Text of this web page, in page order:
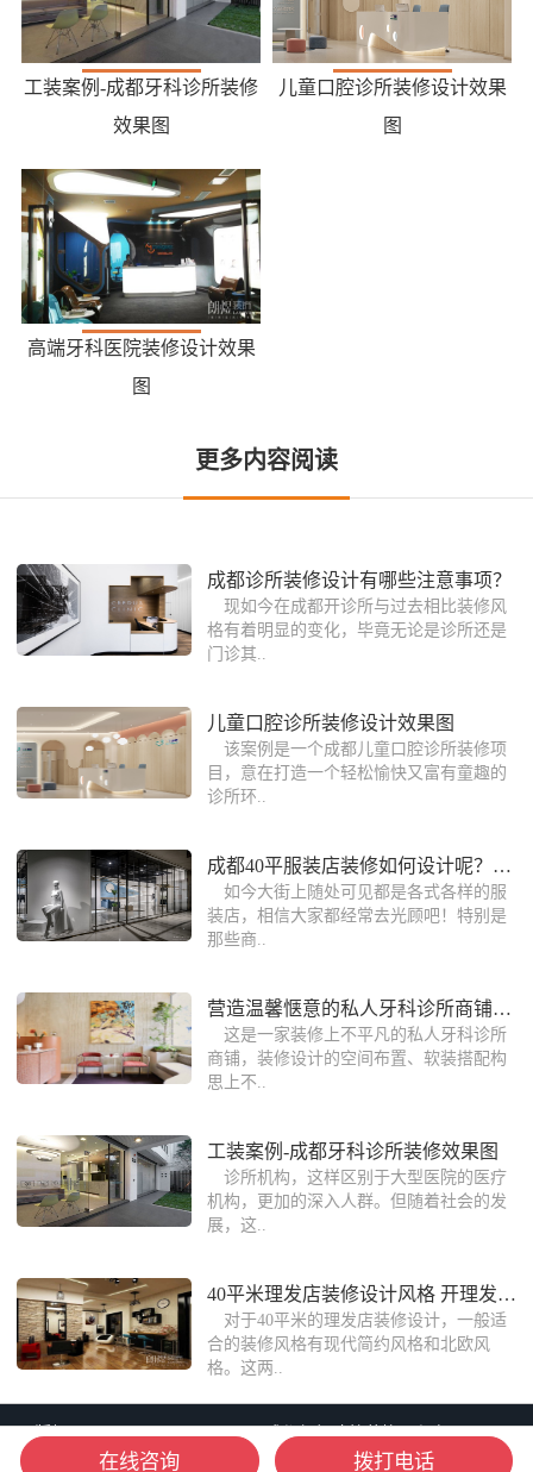
工装案例-成都牙科诊所装修
效果图
儿童口腔诊所装修设计效果
图
高端牙科医院装修设计效果
图
更多内容阅读
成都诊所装修设计有哪些注意事项？
现如今在成都开诊所与过去相比装修风
格有着明显的变化，毕竟无论是诊所还是
门诊其..
儿童口腔诊所装修设计效果图
该案例是一个成都儿童口腔诊所装修项
目，意在打造一个轻松愉快又富有童趣的
诊所环..
成都40平服装店装修如何设计呢？服装店
如今大街上随处可见都是各式各样的服
装店，相信大家都经常去光顾吧！特别是
那些商..
营造温馨惬意的私人牙科诊所商铺装修氛
这是一家装修上不平凡的私人牙科诊所
商铺，装修设计的空间布置、软装搭配构
思上不..
工装案例-成都牙科诊所装修效果图
诊所机构，这样区别于大型医院的医疗
机构，更加的深入人群。但随着社会的发
展，这..
40平米理发店装修设计风格 开理发店需要
对于40平米的理发店装修设计，一般适
合的装修风格有现代简约风格和北欧风
格。这两..
版权：Copyright © 2006-2026 成都朗煜建筑装饰工程有限公司
备案：蜀ICP备16013903号-8
在线咨询 拨打电话